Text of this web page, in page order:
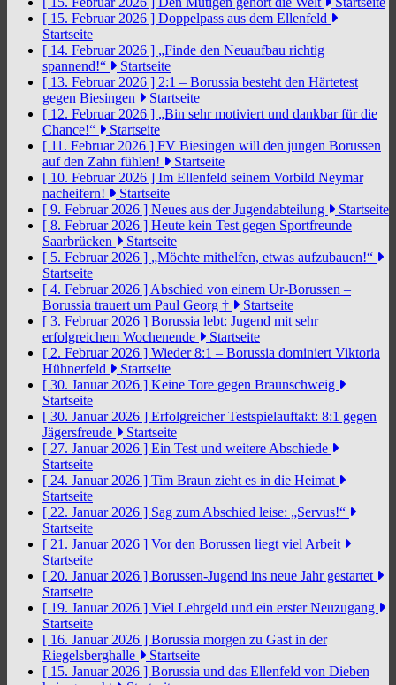
[ 15. Februar 2026 ] Doppelpass aus dem Ellenfeld
Startseite
[ 14. Februar 2026 ] „Finde den Neuaufbau richtig
spannend!“
Startseite
[ 13. Februar 2026 ] 2:1 – Borussia besteht den Härtetest
gegen Biesingen
Startseite
[ 12. Februar 2026 ] „Bin sehr motiviert und dankbar für die
Chance!“
Startseite
[ 11. Februar 2026 ] FV Biesingen will den jungen Borussen
auf den Zahn fühlen!
Startseite
[ 10. Februar 2026 ] Im Ellenfeld seinem Vorbild Neymar
nacheifern!
Startseite
[ 9. Februar 2026 ] Neues aus der Jugendabteilung
Startseite
[ 8. Februar 2026 ] Heute kein Test gegen Sportfreunde
Saarbrücken
Startseite
[ 5. Februar 2026 ] „Möchte mithelfen, etwas aufzubauen!“
Startseite
[ 4. Februar 2026 ] Abschied von einem Ur-Borussen –
Borussia trauert um Paul Georg †
Startseite
[ 3. Februar 2026 ] Borussia lebt: Jugend mit sehr
erfolgreichem Wochenende
Startseite
[ 2. Februar 2026 ] Wieder 8:1 – Borussia dominiert Viktoria
Hühnerfeld
Startseite
[ 30. Januar 2026 ] Keine Tore gegen Braunschweig
Startseite
[ 30. Januar 2026 ] Erfolgreicher Testspielauftakt: 8:1 gegen
Jägersfreude
Startseite
[ 27. Januar 2026 ] Ein Test und weitere Abschiede
Startseite
[ 24. Januar 2026 ] Tim Braun zieht es in die Heimat
Startseite
[ 22. Januar 2026 ] Sag zum Abschied leise: „Servus!“
Startseite
[ 21. Januar 2026 ] Vor den Borussen liegt viel Arbeit
Startseite
[ 20. Januar 2026 ] Borussen-Jugend ins neue Jahr gestartet
Startseite
[ 19. Januar 2026 ] Viel Lehrgeld und ein erster Neuzugang
Startseite
[ 16. Januar 2026 ] Borussia morgen zu Gast in der
Riegelsberghalle
Startseite
[ 15. Januar 2026 ] Borussia und das Ellenfeld von Dieben